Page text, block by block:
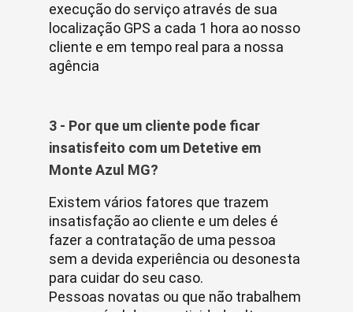
execução do serviço através de sua
localização GPS a cada 1 hora ao nosso
cliente e em tempo real para a nossa
agência
3 - Por que um cliente pode ficar
insatisfeito com um Detetive em
Monte Azul MG?
Existem vários fatores que trazem
insatisfação ao cliente e um deles é
fazer a contratação de uma pessoa
sem a devida experiência ou desonesta
para cuidar do seu caso.
Pessoas novatas ou que não trabalhem